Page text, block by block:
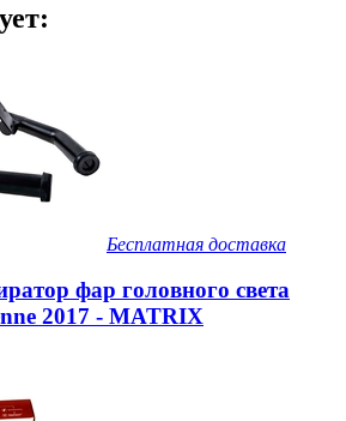
Бесплатная доставка
фар головного света
2017 - MATRIX